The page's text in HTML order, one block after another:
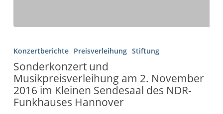
Konzertberichte Preisverleihung Stiftung
Sonderkonzert und
Musikpreisverleihung am 2. November
2016 im Kleinen Sendesaal des NDR-
Funkhauses Hannover